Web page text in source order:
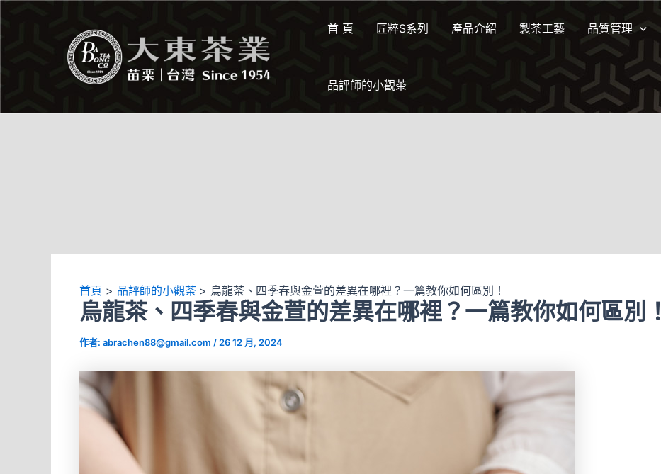
首 頁 匠粹S系列 產品介紹 製茶工藝 品質管理
品評師的小觀茶
首頁 品評師的小觀茶 烏龍茶、四季春與金萱的差異在哪裡？一篇教你如何區別！
烏龍茶、四季春與金萱的差異在哪裡？一篇教你如何區別！
作者: abrachen88@gmail.com /26 12 月, 2024
navigation